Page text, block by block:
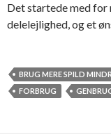
Det startede med for
delelejlighed, og et
BRUG MERE SPILD
FORBRUG